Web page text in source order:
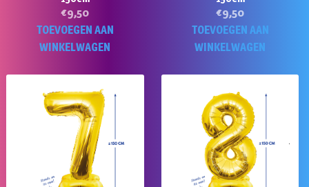
€9,50
TOEVOEGEN AAN
WINKELWAGEN
€9,50
TOEVOEGEN AAN
WINKELWAGEN